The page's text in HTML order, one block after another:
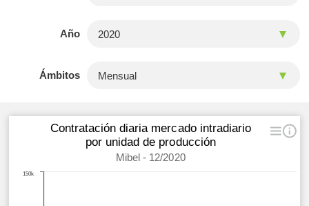
Año
Ámbitos
Contratación diaria mercado intradiario
por unidad de producción
Mibel - 12/2020
150k